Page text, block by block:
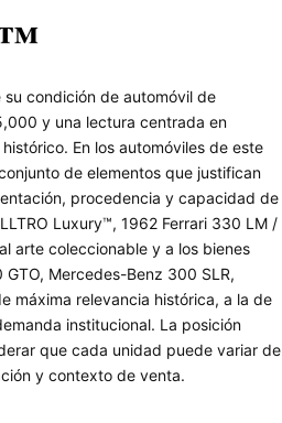
su condición de automóvil de
y una lectura centrada en
En los automóviles de este
de elementos que justifican
procedencia y capacidad de
Luxury™, 1962 Ferrari 330 LM /
arte coleccionable y a los bienes
Mercedes-Benz 300 SLR,
máxima relevancia histórica, a la de
institucional. La posición
que cada unidad puede variar de
y contexto de venta.